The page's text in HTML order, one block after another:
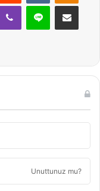
Viber Line E-Posta ile
Unuttunuz mu?